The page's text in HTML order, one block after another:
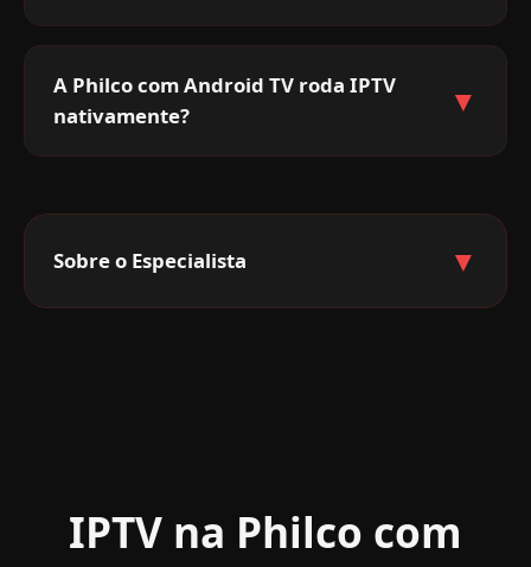
A Philco com Android TV roda IPTV
nativamente?
▼
Sobre o Especialista ▼
IPTV na Philco com